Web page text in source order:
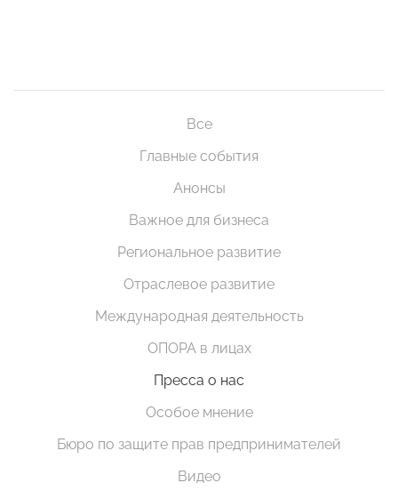
Все
Главные события
Анонсы
Важное для бизнеса
Региональное развитие
Отраслевое развитие
Международная деятельность
ОПОРА в лицах
Пресса о нас
Особое мнение
Бюро по защите прав предпринимателей
Видео